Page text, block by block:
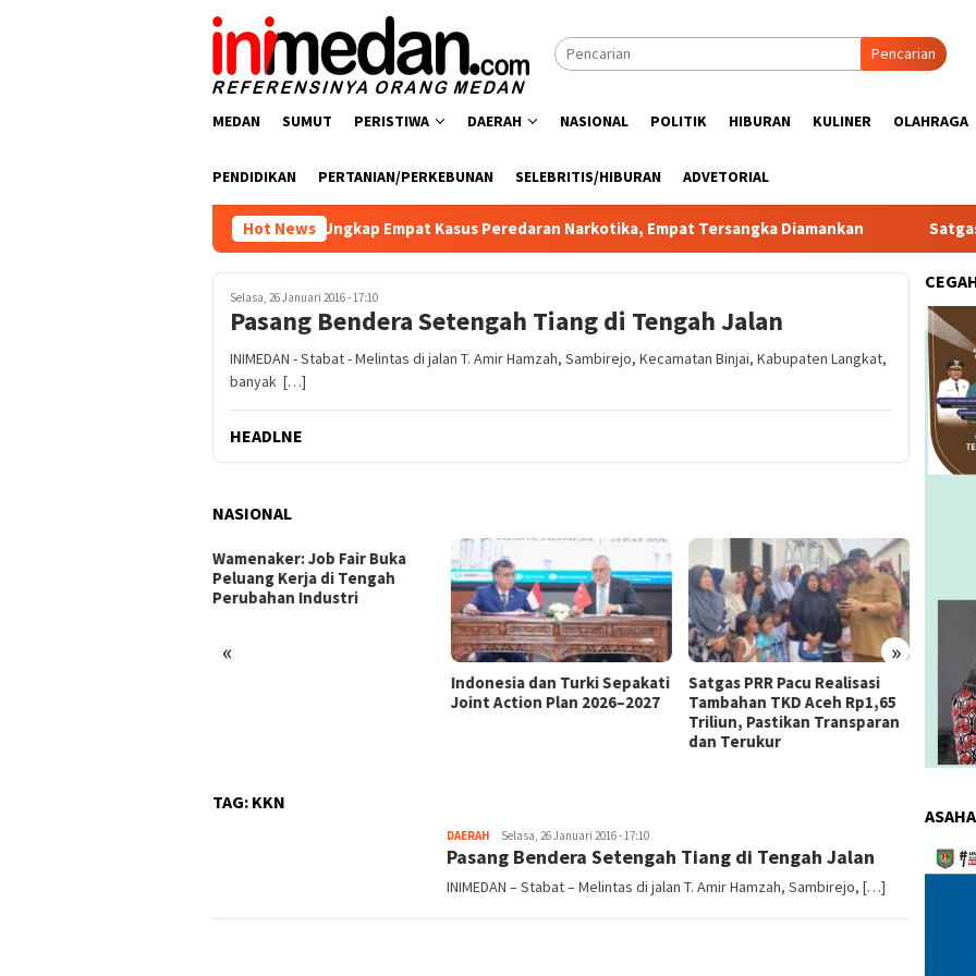
Pencarian
MEDAN SUMUT PERISTIWA DAERAH NASIONAL POLITIK HIBURAN KULINER OLAHRAGA
PENDIDIKAN PERTANIAN/PERKEBUNAN SELEBRITIS/HIBURAN ADVETORIAL
Hot News
Polres Batu Bara Ungkap Empat Kasus Peredaran Narkotika, Empat Tersangka Diamankan Satgas PRR Pacu
Selasa, 26 Januari 2016 - 17:10
Pasang Bendera Setengah Tiang di Tengah Jalan
INIMEDAN - Stabat - Melintas di jalan T. Amir Hamzah, Sambirejo, Kecamatan Binjai, Kabupaten Langkat,
banyak […]
HEADLNE
NASIONAL
« »
Satgas PRR Pacu Realisasi
Tambahan TKD Aceh Rp1,65
Kemnaker Berhasil Mediasi
Perselisihan PHK PT Amos
Indah Indonesia Perselisihan
PHK PT Amos Indah Indonesia
The
TAG: KKN
DAERAH redaksi
Selasa, 26 Januari 2016 - 17:10
Pasang Bendera Setengah Tiang di Tengah Jalan
INIMEDAN – Stabat – Melintas di jalan T. Amir Hamzah, Sambirejo, […]
Video